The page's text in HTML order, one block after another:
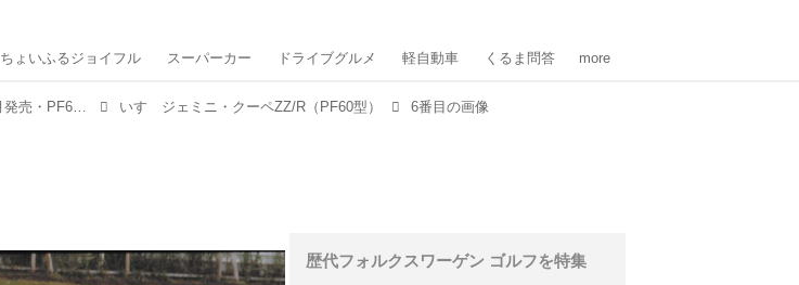
ちょいふるジョイフル スーパーカー ドライブグルメ 軽自動車 くるま問答 more
いすゞジェミニ・クーペZZ（昭和54／1979年11月発売・PF60型）【昭和の名車・完全版ダイジェスト108】 いすゞジェミニ・クーペZZ/R（PF60型） 6番目の画像
歴代フォルクスワーゲン ゴルフを特集